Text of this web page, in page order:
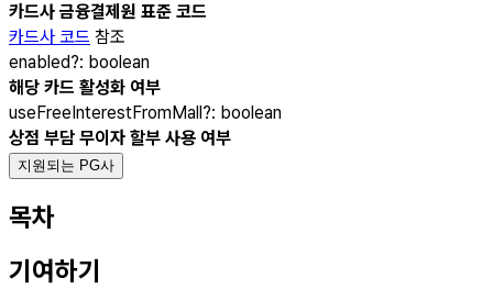
카드사 금융결제원 표준 코드
카드사 코드 참조
enabled?: boolean
해당 카드 활성화 여부
useFreeInterestFromMall ?: boolean
상점 부담 무이자 할부 사용 여부
지원되는 PG사
목차
기여하기